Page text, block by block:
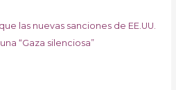
las nuevas sanciones de EE.UU.
“Gaza silenciosa”